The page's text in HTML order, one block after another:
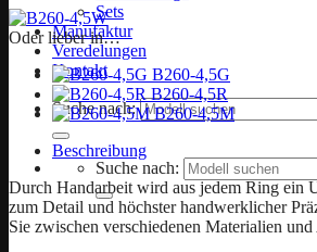
Sets
Manufaktur
Veredelungen
Kontakt
Suche nach:
Suche nach:
Oder lieber in…
B260-4,5G
B260-4,5R
B260-4,5M
Beschreibung
Durch Handarbeit wird aus jedem Ring ein
zum Detail und höchster handwerklicher
Sie zwischen verschiedenen Materialien